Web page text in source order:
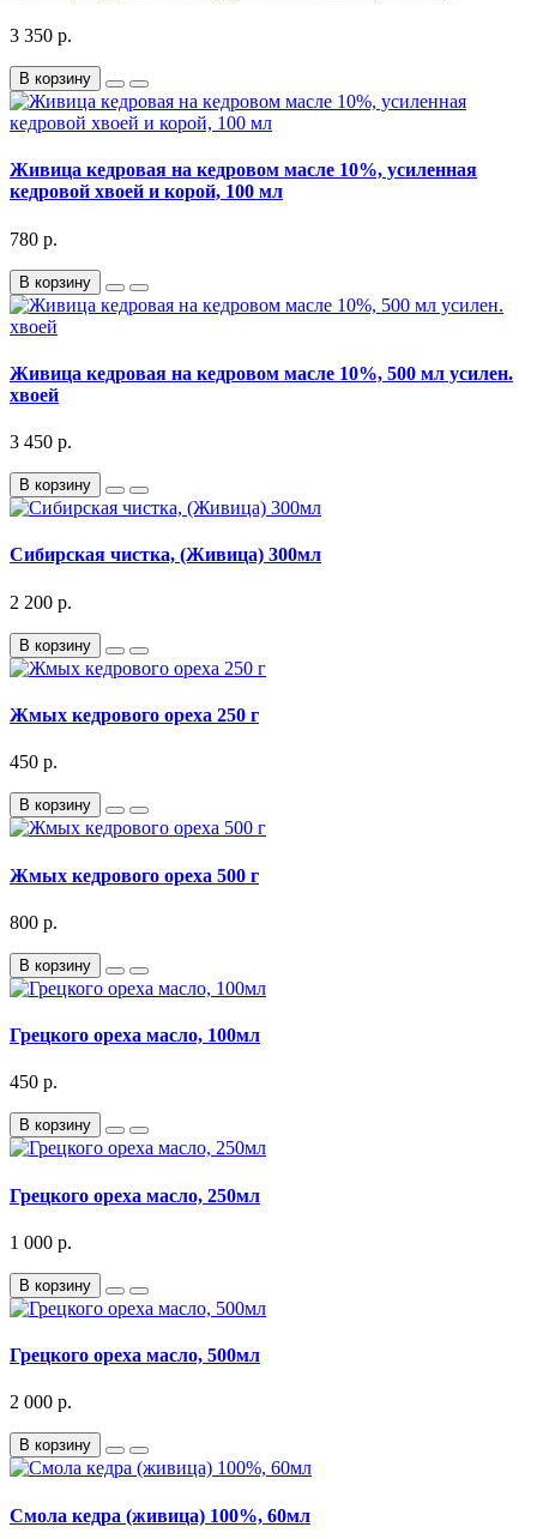
3 350 р.
В корзину
Живица кедровая на кедровом масле 10%, усиленная
кедровой хвоей и корой, 100 мл
780 р.
В корзину
Живица кедровая на кедровом масле 10%, 500 мл усилен.
хвоей
3 450 р.
В корзину
Сибирская чистка, (Живица) 300мл
2 200 р.
В корзину
Жмых кедрового ореха 250 г
450 р.
В корзину
Жмых кедрового ореха 500 г
800 р.
В корзину
Грецкого ореха масло, 100мл
450 р.
В корзину
Грецкого ореха масло, 250мл
1 000 р.
В корзину
Грецкого ореха масло, 500мл
2 000 р.
В корзину
Смола кедра (живица) 100%, 60мл